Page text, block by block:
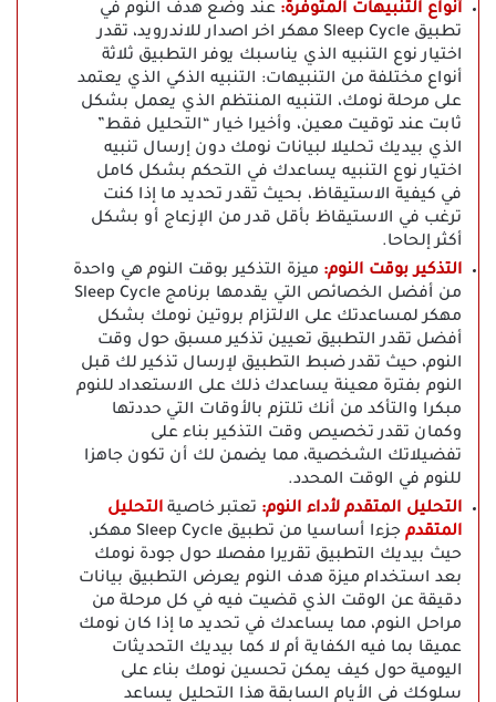
أنواع التنبيهات المتوفرة: عند وضع هدف النوم في
تطبيق Sleep Cycle مهكر اخر اصدار للاندرويد، تقدر
اختيار نوع التنبيه الذي يناسبك يوفر التطبيق ثلاثة
أنواع مختلفة من التنبيهات: التنبيه الذكي الذي يعتمد
على مرحلة نومك، التنبيه المنتظم الذي يعمل بشكل
ثابت عند توقيت معين، وأخيرا خيار “التحليل فقط”
الذي بيديك تحليلا لبيانات نومك دون إرسال تنبيه
اختيار نوع التنبيه يساعدك في التحكم بشكل كامل
في كيفية الاستيقاظ، بحيث تقدر تحديد ما إذا كنت
ترغب في الاستيقاظ بأقل قدر من الإزعاج أو بشكل
أكثر إلحاحا.
التذكير بوقت النوم: ميزة التذكير بوقت النوم هي واحدة
من أفضل الخصائص التي يقدمها برنامج Sleep Cycle
مهكر لمساعدتك على الالتزام بروتين نومك بشكل
أفضل تقدر التطبيق تعيين تذكير مسبق حول وقت
النوم، حيث تقدر ضبط التطبيق لإرسال تذكير لك قبل
النوم بفترة معينة يساعدك ذلك على الاستعداد للنوم
مبكرا والتأكد من أنك تلتزم بالأوقات التي حددتها
وكمان تقدر تخصيص وقت التذكير بناء على
تفضيلاتك الشخصية، مما يضمن لك أن تكون جاهزا
للنوم في الوقت المحدد.
التحليل المتقدم لأداء النوم: تعتبر خاصية التحليل
المتقدم
جزءا أساسيا من تطبيق Sleep Cycle مهكر،
حيث بيديك التطبيق تقريرا مفصلا حول جودة نومك
بعد استخدام ميزة هدف النوم يعرض التطبيق بيانات
دقيقة عن الوقت الذي قضيت فيه في كل مرحلة من
مراحل النوم، مما يساعدك في تحديد ما إذا كان نومك
عميقا بما فيه الكفاية أم لا كما بيديك التحديثات
اليومية حول كيف يمكن تحسين نومك بناء على
سلوكك في الأيام السابقة هذا التحليل يساعد